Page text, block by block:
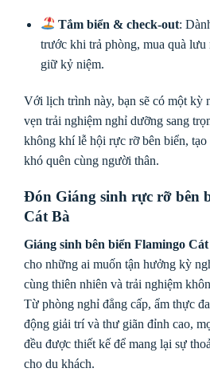
Tắm biển & check-out:
trước khi trả phòng, mua quà lưu
giữ kỷ niệm.
Với lịch trình này, bạn sẽ có một kỳ
vẹn trải nghiệm nghỉ dưỡng sang
không khí lễ hội rực rỡ bên biển,
khó quên cùng người thân.
Đón Giáng sinh rực rỡ bên
Cát Bà
Giáng sinh bên biển Flamingo
cho những ai muốn tận hưởng kỳ
cùng thiên nhiên và trải nghiệm
Từ phòng nghỉ đẳng cấp, ẩm thực
động giải trí và thư giãn đỉnh cao,
đều được thiết kế để mang lại sự
cho du khách.